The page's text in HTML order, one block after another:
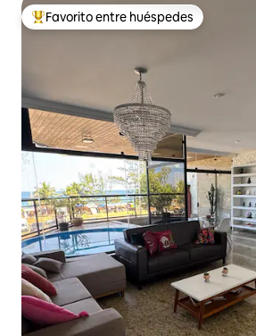
Favorito entre huéspedes preferido
Favorito entre huéspedes